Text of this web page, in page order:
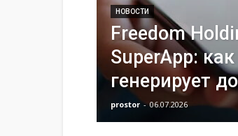
НОВОСТИ
Freedom
SuperApp:
генерирует
prostor - 06.07.2026